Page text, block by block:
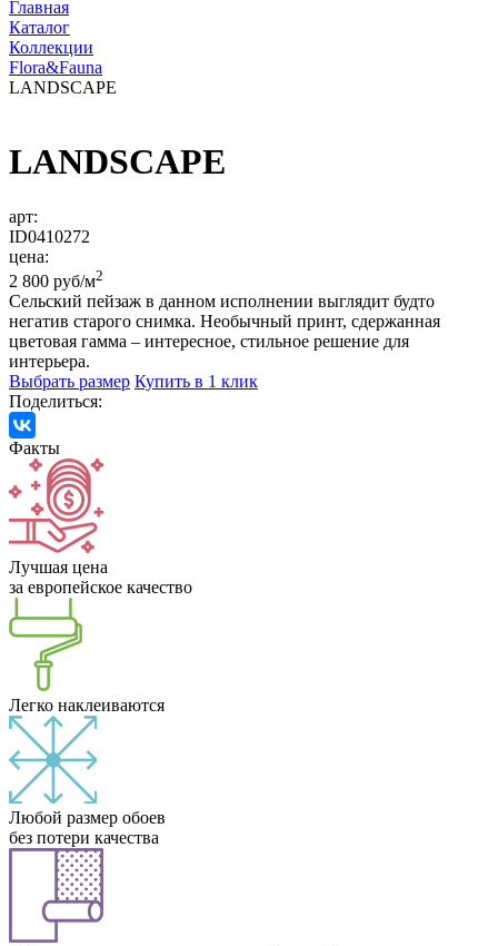
Главная
Каталог
Коллекции
Flora&Fauna
LANDSCAPE
LANDSCAPE
арт:
ID0410272
цена:
2 800 руб/м2
Сельский пейзаж в данном исполнении выглядит будто
негатив старого снимка. Необычный принт, сдержанная
цветовая гамма – интересное, стильное решение для
интерьера.
Выбрать размер Купить в 1 клик
Поделиться:
Факты
Лучшая цена
за европейское качество
Легко наклеиваются
Любой размер обоев
без потери качества